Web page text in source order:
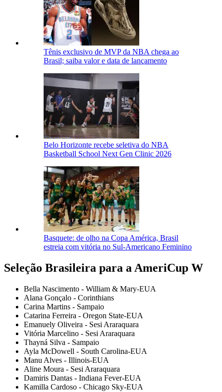
Tênis exclusivo de MVP da NBA chega ao
Brasil; saiba valor e data de lançamento
Belo Horizonte recebe seletiva do NBA
Basketball School Next Gen Clinic 2026
Basquete: de olho na Copa América, Brasil
estreia com vitória no Sul-Americano Feminino
Seleção Brasileira para a AmeriCup W
Bella Nascimento - William & Mary-EUA
Alana Gonçalo - Corinthians
Carina Martins - Sampaio
Catarina Ferreira - Oregon State-EUA
Emanuely Oliveira - Sesi Araraquara
Vitória Marcelino - Sesi Araraquara
Thayná Silva - Sampaio
Ayla McDowell - South Carolina-EUA
Manu Alves - Illinois-EUA
Aline Moura - Sesi Araraquara
Damiris Dantas - Indiana Fever-EUA
Kamilla Cardoso - Chicago Sky-EUA